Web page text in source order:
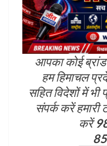
आपका कोई
हम हिमाचल
सहित विदेशों में भी
संपर्क करें हमारी
करें